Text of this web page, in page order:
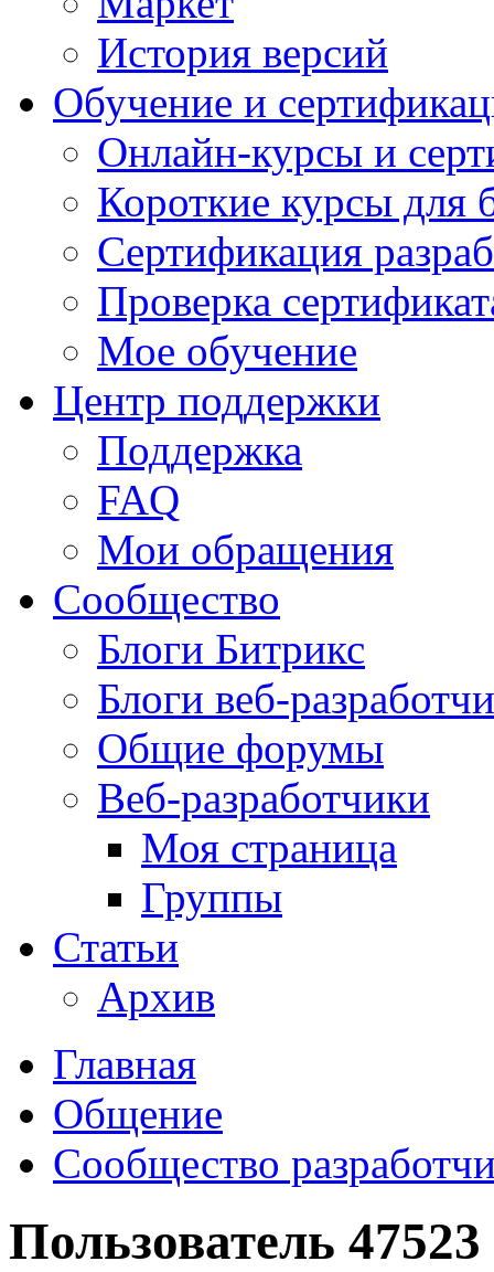
История версий
Обучение и
Онлайн-курсы и
Короткие курсы для
Сертификация
Проверка
Мое обучение
Центр поддержки
Поддержка
FAQ
Мои обращения
Сообщество
Блоги Битрикс
Блоги веб-
Общие форумы
Веб-разработчики
Моя страница
Группы
Статьи
Архив
Главная
Общение
Сообщество
Пользователь 47523